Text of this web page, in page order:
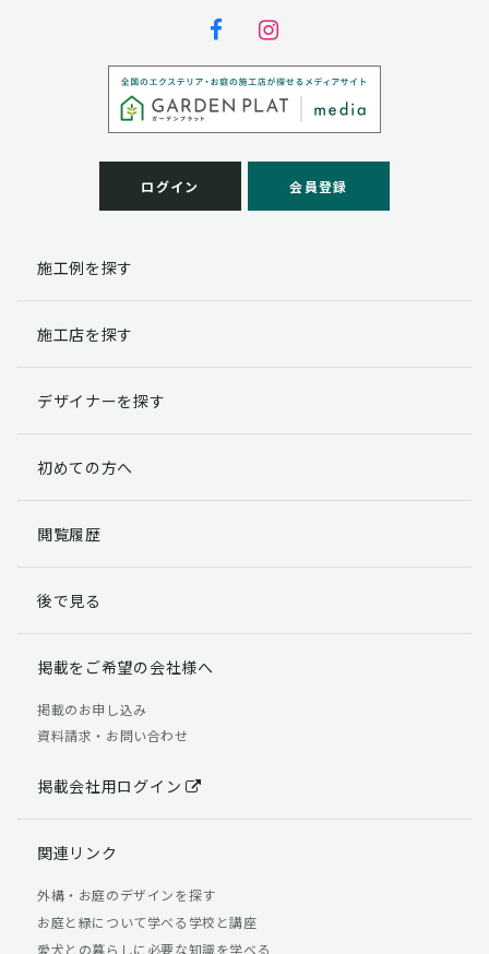
ログイン 会員登録
施工例を探す
施工店を探す
デザイナーを探す
初めての方へ
閲覧履歴
後で見る
掲載をご希望の会社様へ
掲載のお申し込み
資料請求・お問い合わせ
掲載会社用ログイン
関連リンク
外構・お庭のデザインを探す
お庭と緑について学べる学校と講座
愛犬との暮らしに必要な知識を学べる